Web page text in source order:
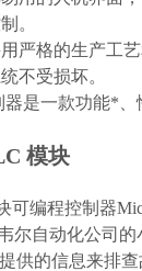
。
严格的生产工
不受损坏。
器是一款功能*
模块
可编程控制器
尔自动化公司
供的信息来排